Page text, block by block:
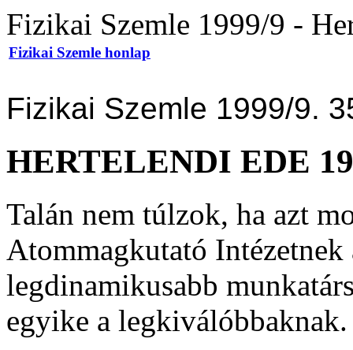
Fizikai Szemle 1999/9 -
Fizikai Szemle honlap
Fizikai Szemle 1999/9.
HERTELENDI EDE
Talán nem túlzok, ha azt
Atommagkutató Intézetnek
legdinamikusabb
egyike a legkiválóbbaknak.